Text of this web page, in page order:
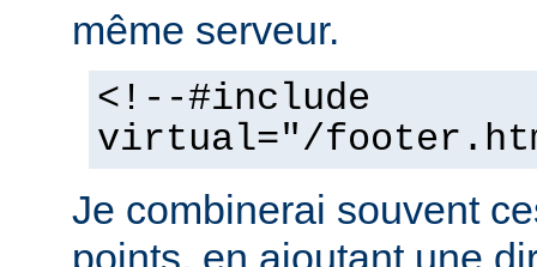
même serveur.
<!--#include
virtual="/
Je combinerai souvent
points, en ajoutant une